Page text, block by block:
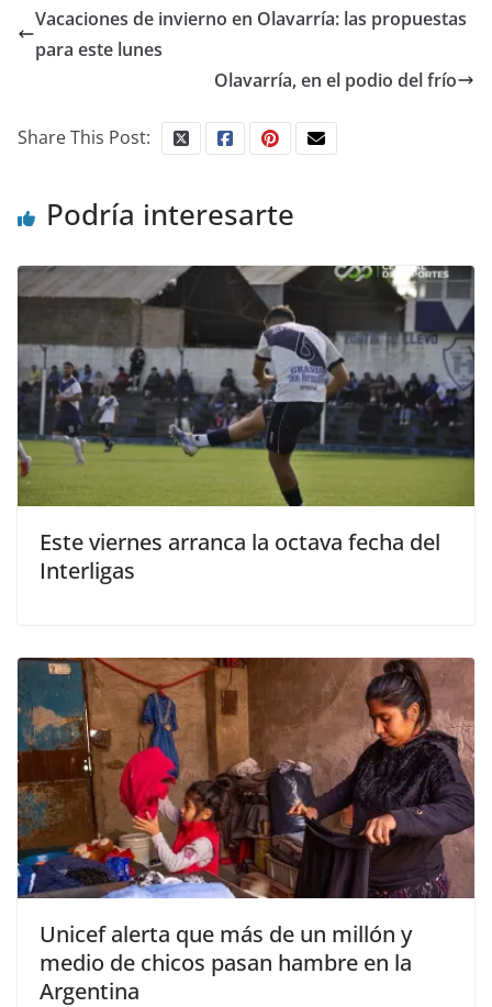
Vacaciones de invierno en Olavarría: las propuestas
para este lunes
Olavarría, en el podio del frío
Share This Post:
Podría interesarte
Este viernes arranca la octava fecha del
Interligas
Unicef alerta que más de un millón y
medio de chicos pasan hambre en la
Argentina